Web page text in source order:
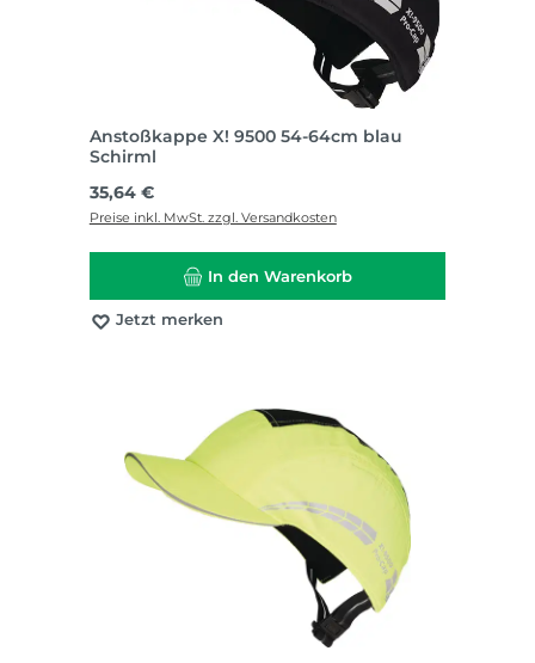
Anstoßkappe X! 9500 54-64cm blau
Schirml
Regulärer Preis:
35,64 €
Preise inkl. MwSt. zzgl. Versandkosten
In den Warenkorb
Jetzt merken